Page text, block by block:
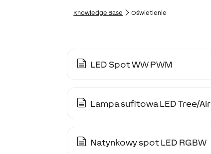
Knowledge Base Oświetlenie
LED Spot WW PWM
Lampa sufitowa LED Tree/Air
Natynkowy spot LED RGBW